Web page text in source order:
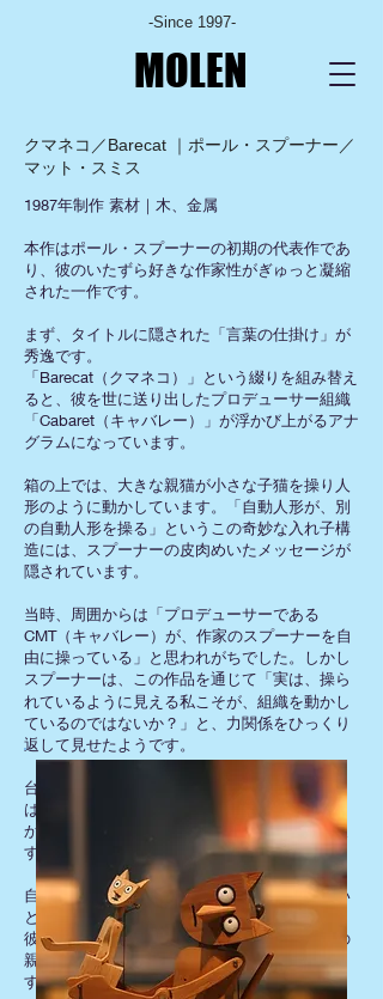
-Since 1997-
MOLEN
クマネコ／Barecat ｜ ポール・スプーナー／
マット・スミス
1987年制作 素材｜木、金属
本作はポール・スプーナーの初期の代表作であ
り、彼のいたずら好きな作家性がぎゅっと凝縮
された一作です。
まず、タイトルに隠された「言葉の仕掛け」が
秀逸です。
「Barecat（クマネコ）」という綴りを組み替え
ると、彼を世に送り出したプロデューサー組織
「Cabaret（キャバレー）」が浮かび上がるアナ
グラムになっています。
箱の上では、大きな親猫が小さな子猫を操り人
形のように動かしています。「自動人形が、別
の自動人形を操る」というこの奇妙な入れ子構
造には、スプーナーの皮肉めいたメッセージが
隠されています。
当時、周囲からは「プロデューサーである
CMT（キャバレー）が、作家のスプーナーを自
由に操っている」と思われがちでした。しかし
スプーナーは、この作品を通じて「実は、操ら
れているように見える私こそが、組織を動かし
ているのではないか？」と、力関係をひっくり
返して見せたようです。
台座の中で複雑に組み合わされた木製の歯車
は、そんな「どっちが主導権を握っているの
か」という力学を面白おかしく可視化していま
す。
自分の立ち位置や組織との関係さえも、ひょい
と作品のネタにしてしまうスプーナー。
彼の独特な諧謔（ジョーク）とセンスが、この
親子猫の動きの中に生き生きと呼吸していま
す。